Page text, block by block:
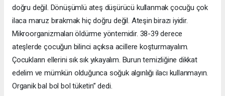
doğru değil. Dönüşümlü ateş düşürücü kullanmak çocuğu çok
ilaca maruz bırakmak hiç doğru değil. Ateşin birazı iyidir.
Mikroorganizmaları öldürme yöntemidir. 38-39 derece
ateşlerde çocuğun bilinci açıksa acillere koşturmayalım.
Çocukların ellerini sık sık yıkayalım. Burun temizliğine dikkat
edelim ve mümkün olduğunca soğuk algınlığı ilacı kullanmayın.
Organik bal bol bol tüketin” dedi.